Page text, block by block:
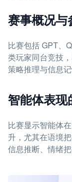
赛事概况与
比赛包括 GPT、
类玩家同台竞技
策略推理与信息
智能体表现
比赛显示智能体
升，尤其在语境
信息推断、情绪